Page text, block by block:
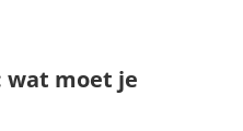
wat moet je